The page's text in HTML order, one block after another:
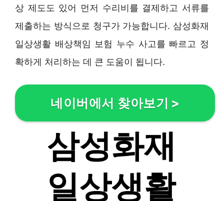
상 제도도 있어 먼저 수리비를 결제하고 서류를
제출하는 방식으로 청구가 가능합니다. 삼성화재
일상생활 배상책임 보험 누수 사고를 빠르고 정
확하게 처리하는 데 큰 도움이 됩니다.
네이버에서 찾아보기 >